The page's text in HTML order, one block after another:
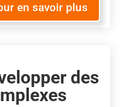
en savoir plus
des